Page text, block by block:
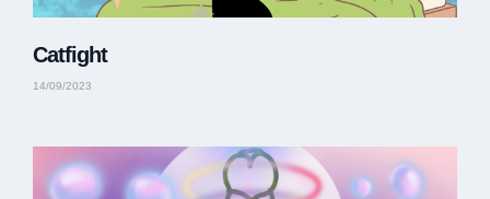
Catfight
14/09/2023